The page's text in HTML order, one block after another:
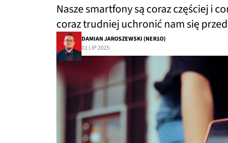
Nasze smartfony są coraz częściej i
coraz trudniej uchronić nam się
DAMIAN JAROSZEWSKI (NER1O)
01 LIP 2025